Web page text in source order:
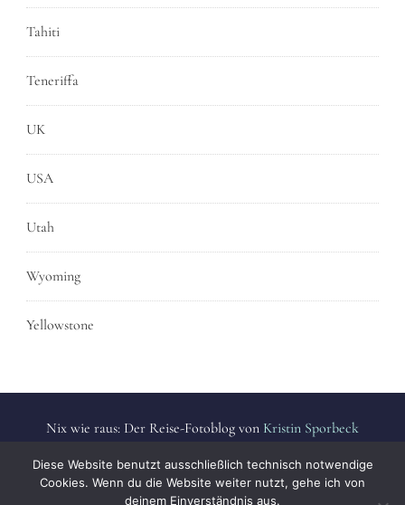
Tahiti
Teneriffa
UK
USA
Utah
Wyoming
Yellowstone
Nix wie raus: Der Reise-Fotoblog von Kristin Sporbeck
protected by copyright.
Diese Website benutzt ausschließlich technisch notwendige
Cookies. Wenn du die Website weiter nutzt, gehe ich von
deinem Einverständnis aus.